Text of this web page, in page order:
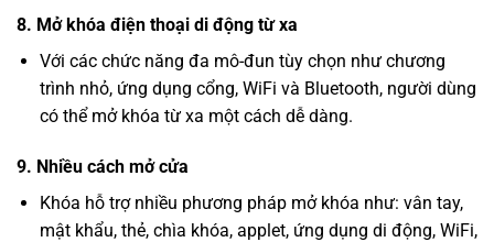
8. Mở khóa điện thoại di động từ xa
Với các chức năng đa mô-đun tùy chọn như chương
trình nhỏ, ứng dụng cổng, WiFi và Bluetooth, người dùng
có thể mở khóa từ xa một cách dễ dàng.
9. Nhiều cách mở cửa
Khóa hỗ trợ nhiều phương pháp mở khóa như: vân tay,
mật khẩu, thẻ, chìa khóa, applet, ứng dụng di động, WiFi,